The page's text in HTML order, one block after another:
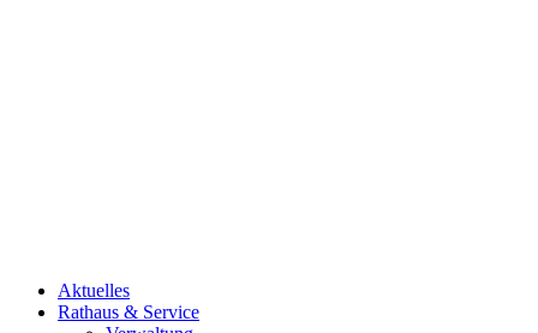
Aktuelles
Rathaus & Service